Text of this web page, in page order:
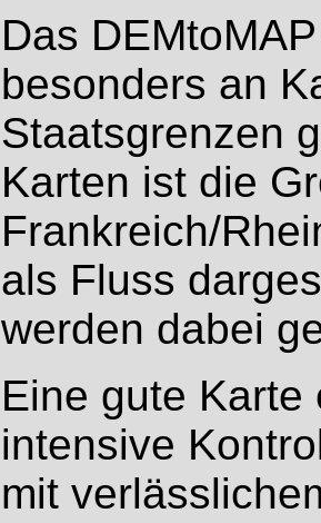
Das
besonders an
Staatsgrenzen
Karten ist die
Frankreich/
als Fluss
werden dabei
Eine gute
intensive
mit